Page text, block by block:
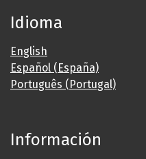
Idioma
English
Español (España)
Português (Portugal)
Información